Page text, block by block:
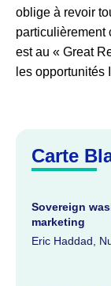
oblige à revoir
particulièrement
est au « Great
les opportunités
Carte
Sovereign
marketing
Eric Haddad,